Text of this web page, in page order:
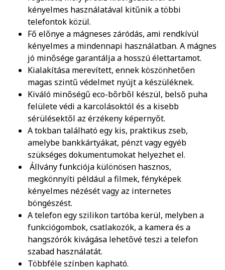
kényelmes használatával kitűnik a többi
telefontok közül.
Fő előnye a mágneses záródás, ami rendkívül
kényelmes a mindennapi használatban. A mágnes
jó minősége garantálja a hosszú élettartamot.
Kialakítása merevített, ennek köszönhetően
magas szintű védelmet nyújt a készüléknek.
Kiváló minőségű eco-bőrből készül, belső puha
felülete védi a karcolásoktól és a kisebb
sérülésektől az érzékeny képernyőt.
A tokban található egy kis, praktikus zseb,
amelybe bankkártyákat, pénzt vagy egyéb
szükséges dokumentumokat helyezhet el.
Állvány funkciója különösen hasznos,
megkönnyíti például a filmek, fényképek
kényelmes nézését vagy az internetes
böngészést.
A telefon egy szilikon tartóba kerül, melyben a
funkciógombok, csatlakozók, a kamera és a
hangszórók kivágása lehetővé teszi a telefon
szabad használatát.
Többféle színben kapható.